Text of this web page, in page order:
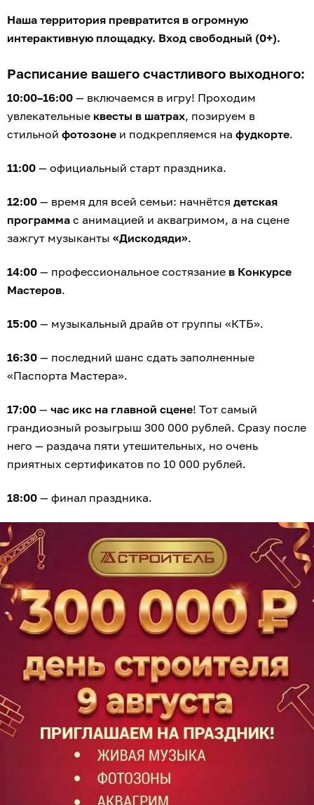
Наша территория превратится в огромную
интерактивную площадку. Вход свободный (0+).
Расписание вашего счастливого выходного:
10:00–16:00 — включаемся в игру! Проходим
увлекательные квесты в шатрах, позируем в
стильной фотозоне и подкрепляемся на фудкорте.
11:00 — официальный старт праздника.
12:00 — время для всей семьи: начнётся детская
программа с анимацией и аквагримом, а на сцене
зажгут музыканты «Дискодяди».
14:00 — профессиональное состязание в Конкурсе
Мастеров.
15:00 — музыкальный драйв от группы «КТБ».
16:30 — последний шанс сдать заполненные
«Паспорта Мастера».
17:00 — час икс на главной сцене! Тот самый
грандиозный розыгрыш 300 000 рублей. Сразу после
него — раздача пяти утешительных, но очень
приятных сертификатов по 10 000 рублей.
18:00 — финал праздника.